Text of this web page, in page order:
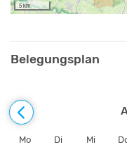
Bettwäsche und 5,00 €
pro Aufenthalt.
5 km
Belegungsplan
Mo Di Mi